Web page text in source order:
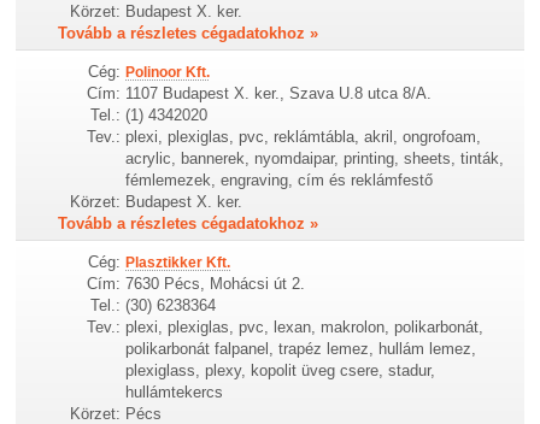
Körzet: Budapest X. ker.
Tovább a részletes cégadatokhoz »
Cég: Polinoor Kft.
Cím: 1107 Budapest X. ker., Szava U.8 utca 8/A.
Tel.: (1) 4342020
Tev.: plexi, plexiglas, pvc, reklámtábla, akril, ongrofoam,
acrylic, bannerek, nyomdaipar, printing, sheets, tinták,
fémlemezek, engraving, cím és reklámfestő
Körzet: Budapest X. ker.
Tovább a részletes cégadatokhoz »
Cég: Plasztikker Kft.
Cím: 7630 Pécs, Mohácsi út 2.
Tel.: (30) 6238364
Tev.: plexi, plexiglas, pvc, lexan, makrolon, polikarbonát,
polikarbonát falpanel, trapéz lemez, hullám lemez,
plexiglass, plexy, kopolit üveg csere, stadur,
hullámtekercs
Körzet: Pécs